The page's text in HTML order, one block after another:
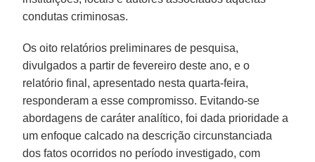
condutas criminosas.
Os oito relatórios preliminares de pesquisa,
divulgados a partir de fevereiro deste ano, e o
relatório final, apresentado nesta quarta-feira,
responderam a esse compromisso. Evitando-se
abordagens de caráter analítico, foi dada prioridade a
um enfoque calcado na descrição circunstanciada
dos fatos ocorridos no período investigado, com